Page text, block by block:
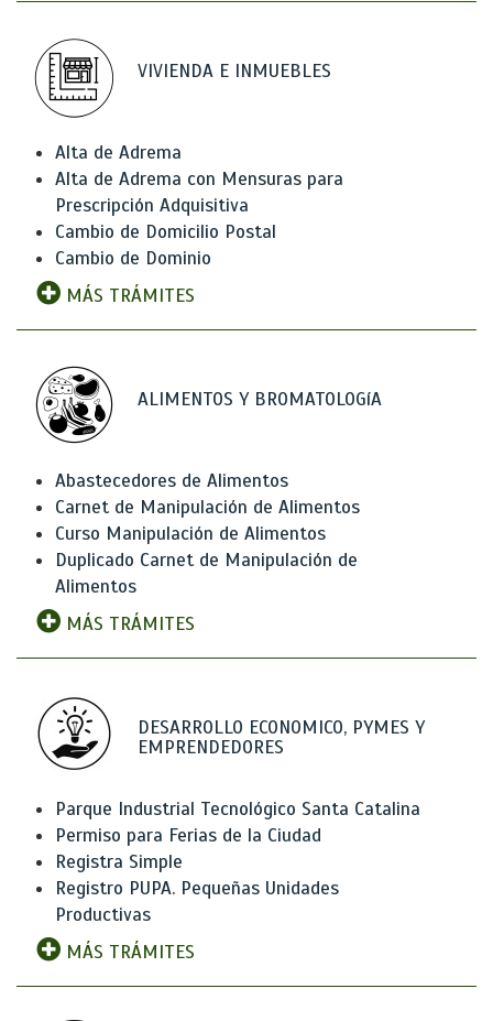
VIVIENDA E INMUEBLES
Alta de Adrema
Alta de Adrema con Mensuras para
Prescripción Adquisitiva
Cambio de Domicilio Postal
Cambio de Dominio
MÁS TRÁMITES
ALIMENTOS Y BROMATOLOGíA
Abastecedores de Alimentos
Carnet de Manipulación de Alimentos
Curso Manipulación de Alimentos
Duplicado Carnet de Manipulación de
Alimentos
MÁS TRÁMITES
DESARROLLO ECONOMICO, PYMES Y
EMPRENDEDORES
Parque Industrial Tecnológico Santa Catalina
Permiso para Ferias de la Ciudad
Registra Simple
Registro PUPA. Pequeñas Unidades
Productivas
MÁS TRÁMITES